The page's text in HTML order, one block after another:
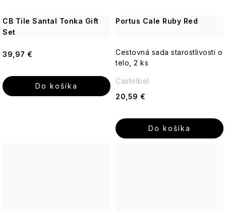
CB Tile Santal Tonka Gift
Set
39,97 €
Do košíka
Portus Cale Ruby Red
Cestovná sada starostlivosti o
telo, 2 ks
20,59 €
Do košíka
Castelbel